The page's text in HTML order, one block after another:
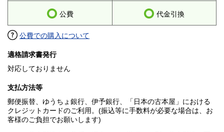
公費 代金引換
公費での購入について
適格請求書発行
対応しておりません
支払方法等
郵便振替、ゆうちょ銀行、伊予銀行、「日本の古本屋」における
クレジットカードのご利用。(振込等に手数料が必要な場合は、お
客様のご負担でお願いします)